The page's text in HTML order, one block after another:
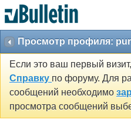
Просмотр профиля:
Если это ваш первый
Справку по форуму. Для
сообщений необходимо
просмотра сообщений